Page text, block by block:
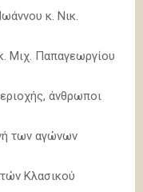
κ. Νικ.
Μιχ. Παπαγεωργίου
άνθρωποι
των αγώνων
Κλασικού